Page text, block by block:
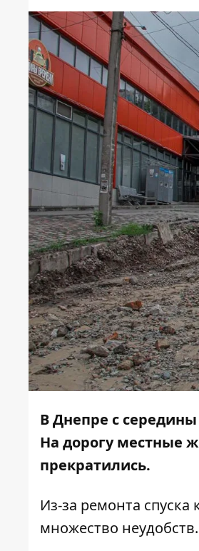
В Днепре с
На дорогу местные
прекратились.
Из-за ремонта
множество